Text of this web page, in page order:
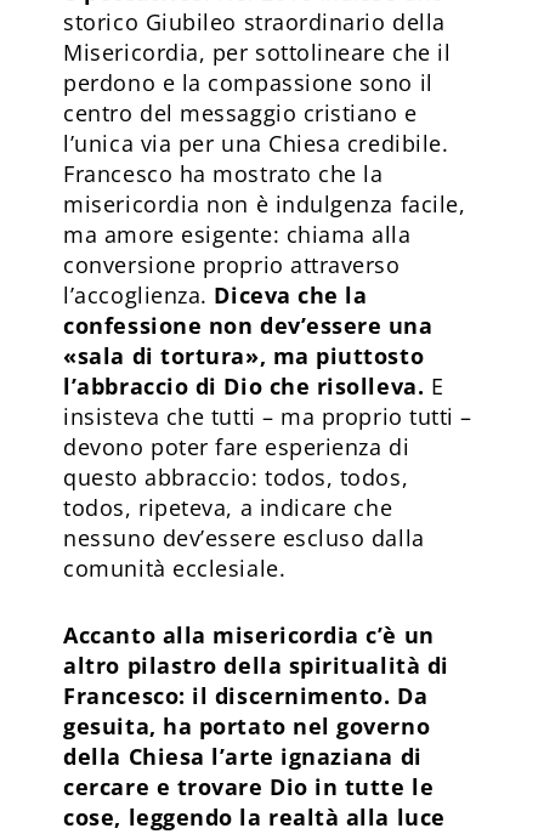
storico Giubileo straordinario della
Misericordia, per sottolineare che il
perdono e la compassione sono il
centro del messaggio cristiano e
l’unica via per una Chiesa credibile.
Francesco ha mostrato che la
misericordia non è indulgenza facile,
ma amore esigente: chiama alla
conversione proprio attraverso
l’accoglienza. Diceva che la
confessione non dev’essere una
«sala di tortura», ma piuttosto
l’abbraccio di Dio che risolleva. E
insisteva che tutti – ma proprio tutti –
devono poter fare esperienza di
questo abbraccio: todos, todos,
todos, ripeteva, a indicare che
nessuno dev’essere escluso dalla
comunità ecclesiale.
Accanto alla misericordia c’è un
altro pilastro della spiritualità di
Francesco: il discernimento. Da
gesuita, ha portato nel governo
della Chiesa l’arte ignaziana di
cercare e trovare Dio in tutte le
cose, leggendo la realtà alla luce